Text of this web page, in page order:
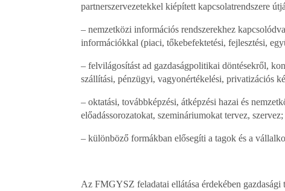
partnerszervezetekkel kiépített kapcsolatrendszere
– nemzetközi információs rendszerekhez
információkkal (piaci, tőkebefektetési, fejlesztési,
– felvilágosítást ad gazdaságpolitikai döntésekről,
szállítási, pénzügyi, vagyonértékelési, privatizációs
– oktatási, továbbképzési, átképzési hazai és
előadássorozatokat, szemináriumokat tervez, szervez;
– különböző formákban elősegíti a tagok és a
Az FMGYSZ feladatai ellátása érdekében gazdasági